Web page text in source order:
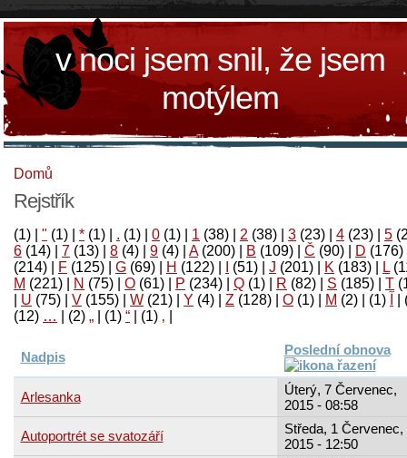
v noci jsem snil, že jsem
motýlem
Domů
Rejstřík
(1) " (1) * (1) . (1) 0 (1) 1 (38) 2 (38) 3 (23) 4 (23) 5
6 (14) 7 (13) 8 (4) 9 (4) A(200) B (109) Č (90) D (176)
(214)
F (125) G (69) H (122) (51) J (201) K (183) L
M (221) N (75) O (61) P (234) Q (1) R (82) S (185) T
U (75) V (155) W (21) Y (4) Z (128) Ο (1) М (2)
(1)
‚
(1)
“
(1)
„
(2)
…
(12)
Nadpis Poslední obnova
Arlesanka
Úterý, 7 Červenec,
2015 - 08:58
Autoportrét se svatozáří
Středa, 1 Červenec,
2015 - 12:50